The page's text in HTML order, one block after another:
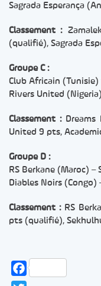
Sagrada Esperança
Classement :
(qualifié), Sagrada
Groupe C :
Club Africain
Rivers United
Classement :Dreams
United 9 pts,
Groupe D :
RS Berkane (Maroc)
Diables Noirs
Classement :RS
pts (qualifié),
Facebook